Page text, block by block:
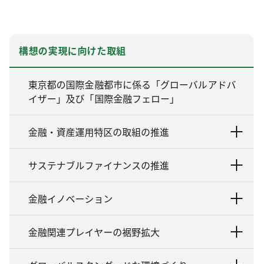
構想の実現に向けた取組
東京都の国際金融都市に係る「グローバルアドバ
イザー」及び「国際金融フェロー」
金融・資産運用特区の取組の推進
サステナブルファイナンスの推進
金融イノベーション
金融関連プレイヤーの裾野拡大